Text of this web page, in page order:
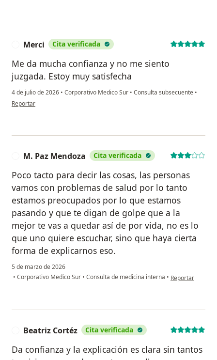
Merci Cita verificada
Me da mucha confianza y no me siento
juzgada. Estoy muy satisfecha
4 de julio de 2026 • Corporativo Medico Sur • Consulta subsecuente •
en opinión del usuario Merci
Reportar
M. Paz Mendoza Cita verificada
Poco tacto para decir las cosas, las personas
vamos con problemas de salud por lo tanto
estamos preocupados por lo que estamos
pasando y que te digan de golpe que a la
mejor te vas a quedar así de por vida, no es lo
que uno quiere escuchar, sino que haya cierta
forma de explicarnos eso.
5 de marzo de 2026
• Corporativo Medico Sur • Consulta de medicina interna • en opinión del
Reportar
Beatriz Cortéz Cita verificada
Da confianza y la explicación es clara sin tantos